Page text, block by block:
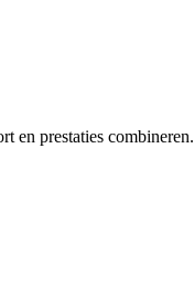
en prestaties combineren.